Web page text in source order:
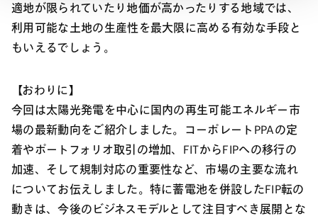
適地が限られていたり地価が高かったりする地域では、
利用可能な土地の生産性を最大限に高める有効な手段と
もいえるでしょう。
【おわりに】
今回は太陽光発電を中心に国内の再生可能エネルギー市
場の最新動向をご紹介しました。コーポレートPPAの定
着やポートフォリオ取引の増加、FITからFIPへの移行の
加速、そして規制対応の重要性など、市場の主要な流れ
についてお伝えしました。特に蓄電池を併設したFIP転の
動きは、今後のビジネスモデルとして注目すべき展開とな